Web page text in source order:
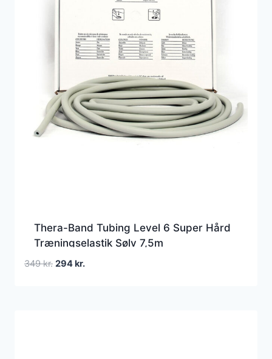
Thera-Band Tubing Level 6 Super Hård
Træningselastik Sølv 7,5m
349kr. Den
294kr.Den